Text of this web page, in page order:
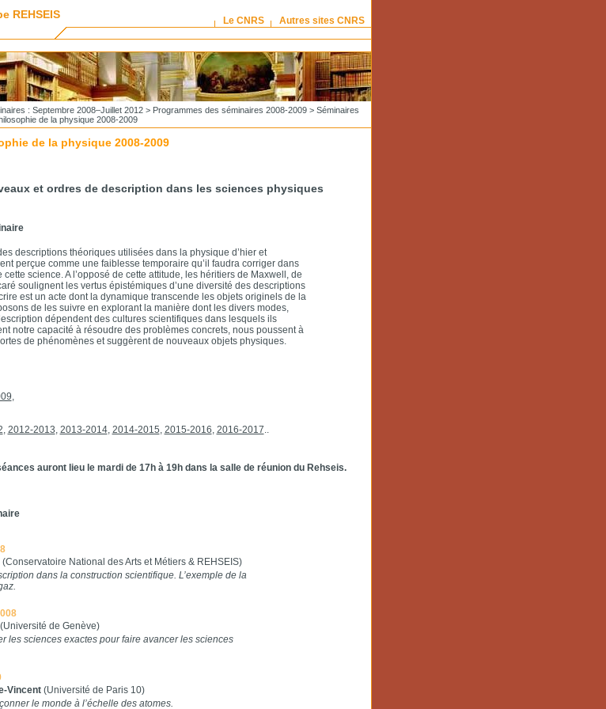
REHSEIS
Le CNRS Autres sites CNRS
: Septembre 2008–Juillet 2012> Programmes des séminaires 2008-2009> Séminaires
de la physique 2008-2009
de la physique 2008-2009
et ordres de description dans les sciences physiques
descriptions théoriques utilisées dans la physique d’hier et
perçue comme une faiblesse temporaire qu’il faudra corriger dans
science. A l’opposé de cette attitude, les héritiers de Maxwell, de
soulignent les vertus épistémiques d’une diversité des descriptions
est un acte dont la dynamique transcende les objets originels de la
de les suivre en explorant la manière dont les divers modes,
dépendent des cultures scientifiques dans lesquels ils
notre capacité à résoudre des problèmes concrets, nous poussent à
de phénomènes et suggèrent de nouveaux objets physiques.
,
, 2012-2013, 2013-2014, 2014-2015, 2015-2016, 2016-2017..
auront lieu le mardi de 17h à 19h dans la salle de réunion du Rehseis.
(Conservatoire National des Arts et Métiers & REHSEIS)
dans la construction scientifique. L’exemple de la
de Genève)
les sciences exactes pour faire avancer les sciences
Vincent(Université de Paris 10)
le monde à l’échelle des atomes.